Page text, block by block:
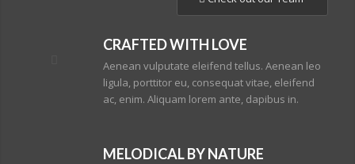
CRAFTED WITH LOVE
Aenean vulputate eleifend tellus. Aenean leo
ligula, porttitor eu, consequat vitae, eleifend
ac, enim. Aliquam lorem ante, dapibus in.
MELODICAL BY NATURE